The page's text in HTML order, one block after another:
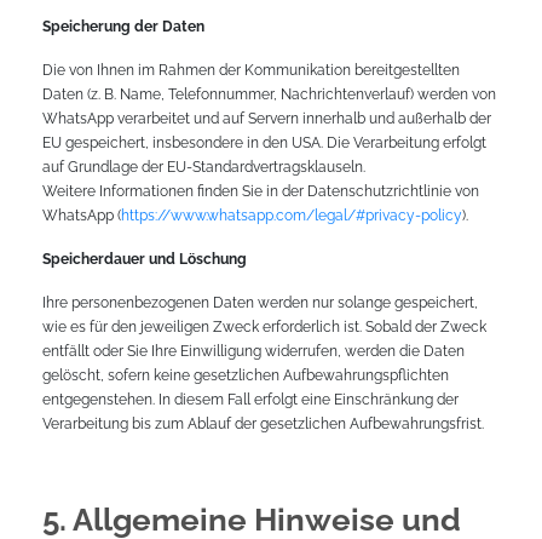
Speicherung der Daten
Die von Ihnen im Rahmen der Kommunikation bereitgestellten
Daten (z. B. Name, Telefonnummer, Nachrichtenverlauf) werden von
WhatsApp verarbeitet und auf Servern innerhalb und außerhalb der
EU gespeichert, insbesondere in den USA. Die Verarbeitung erfolgt
auf Grundlage der EU-Standardvertragsklauseln.
Weitere Informationen finden Sie in der Datenschutzrichtlinie von
WhatsApp (https://www.whatsapp.com/legal/#privacy-policy).
Speicherdauer und Löschung
Ihre personenbezogenen Daten werden nur solange gespeichert,
wie es für den jeweiligen Zweck erforderlich ist. Sobald der Zweck
entfällt oder Sie Ihre Einwilligung widerrufen, werden die Daten
gelöscht, sofern keine gesetzlichen Aufbewahrungspflichten
entgegenstehen. In diesem Fall erfolgt eine Einschränkung der
Verarbeitung bis zum Ablauf der gesetzlichen Aufbewahrungsfrist.
5. Allgemeine Hinweise und